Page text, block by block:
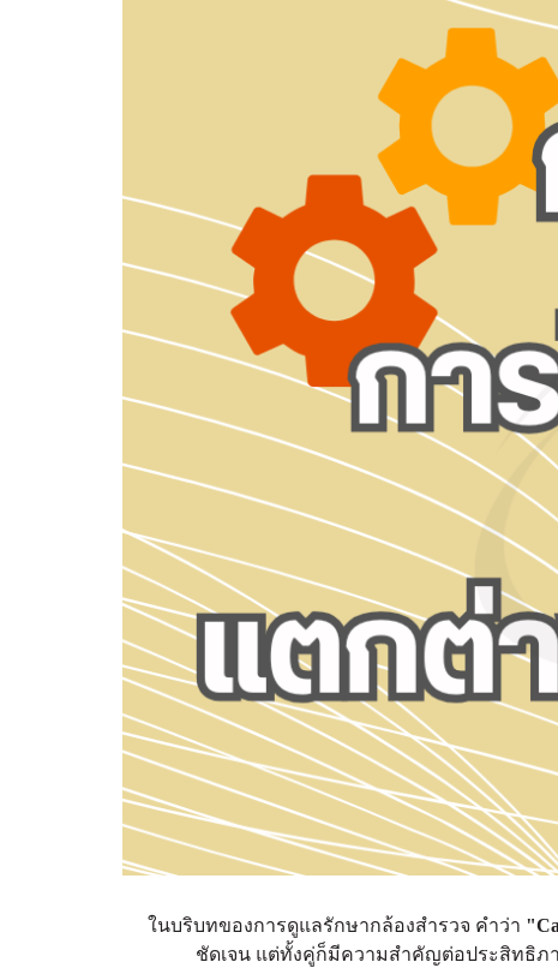
ในบริบทของการดูแลรักษากล้องสำรวจ คำว่า
ชัดเจน แต่ทั้งคู่ก็มีความสำคัญต่อประสิทธิภ